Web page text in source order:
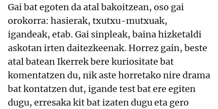
Gai bat egoten da atal bakoitzean, oso gai
orokorra: hasierak, txutxu-mutxuak,
igandeak, etab. Gai sinpleak, baina hizketaldi
askotan irten daitezkeenak. Horrez gain, beste
atal batean Ikerrek bere kuriositate bat
komentatzen du, nik aste horretako nire drama
bat kontatzen dut, igande test bat ere egiten
dugu, erresaka kit bat izaten dugu eta gero